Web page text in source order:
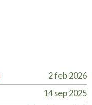
2 feb 2026
14 sep 2025